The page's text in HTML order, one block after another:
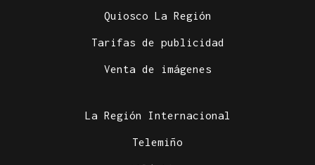
Quiosco La Región
Tarifas de publicidad
Venta de imágenes
La Región Internacional
Telemiño